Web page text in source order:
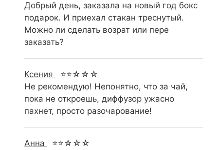
Добрый день, заказала на новый год бокс
подарок. И приехал стакан треснутый.
Можно ли сделать возрат или пере
заказать?
Ксения
⭐⭐☆☆☆
Не рекомендую! Непонятно, что за чай,
пока не откроешь, диффузор ужасно
пахнет, просто разочарование!
Анна
⭐⭐☆☆☆